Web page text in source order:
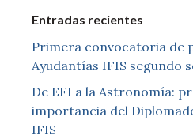
Entradas recientes
Primera convocatoria de
Ayudantías IFIS segundo
De EFI a la Astronomía:
importancia del
IFIS